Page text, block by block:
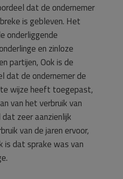
dat de ondernemer
is gebleven. Het
onderliggende
en zinloze
partijen, Ook is de
dat de ondernemer de
wijze heeft toegepast,
van het verbruik van
zeer aanzienlijk
van de jaren ervoor,
is dat sprake was van